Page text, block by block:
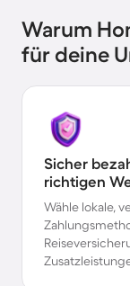
Warum
für deine
Sicher
richtigen
Wähle lokale,